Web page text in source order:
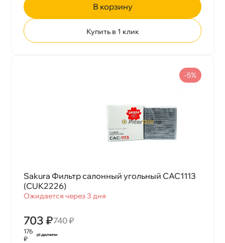
корзину
Купить в 1 клик
Sakura Фильтр салонный угольный CAC1113
(CUK2226)
Ожидается через 3 дня
703 ₽740 ₽
-5%
176
₽